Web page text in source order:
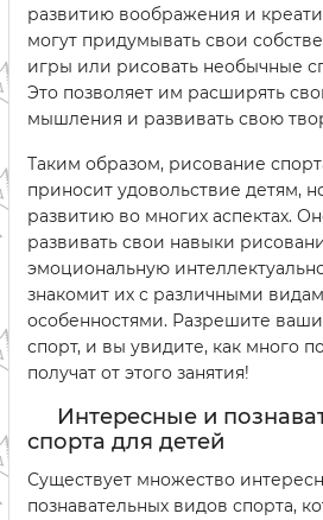
развитию воображения и
могут придумывать свои
игры или рисовать необычные
Это позволяет им расширять
мышления и развивать свою
Таким образом, рисование
приносит удовольствие детям,
развитию во многих аспектах.
развивать свои навыки
эмоциональную
знакомит их с различными
особенностями. Разрешите
спорт, и вы увидите, как много
получат от этого занятия!
Интересные и
спорта для детей
Существует множество
познавательных видов спорта,